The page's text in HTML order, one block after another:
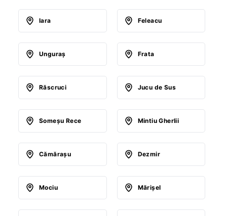
Iara Feleacu
Unguraş Frata
Răscruci Jucu de Sus
Someşu Rece Mintiu Gherlii
Cămăraşu Dezmir
Mociu Mărişel